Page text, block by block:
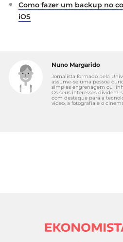
Como fazer um backup no
iOS
Nuno Margarido
Jornalista formado pela
assume-se uma pessoa
simples engrenagem ou
Os seus interesses dividem-
com destaque para a
vídeo, a fotografia e o